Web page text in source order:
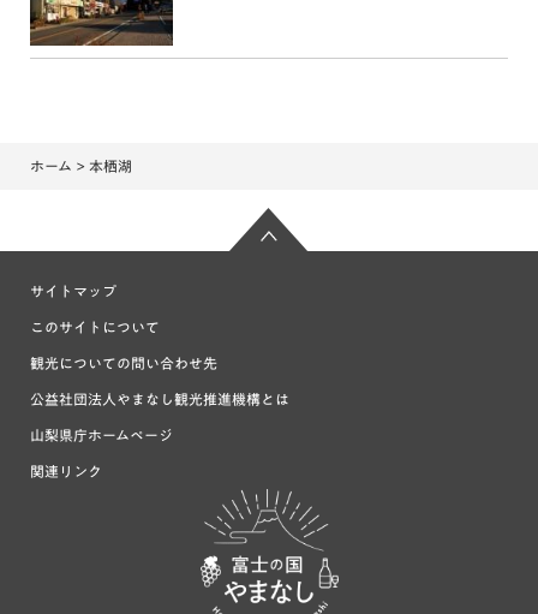
ホーム > 本栖湖
サイトマップ
このサイトについて
観光についての問い合わせ先
公益社団法人やまなし観光推進機構とは
山梨県庁ホームページ
関連リンク
富士の国や
まなし